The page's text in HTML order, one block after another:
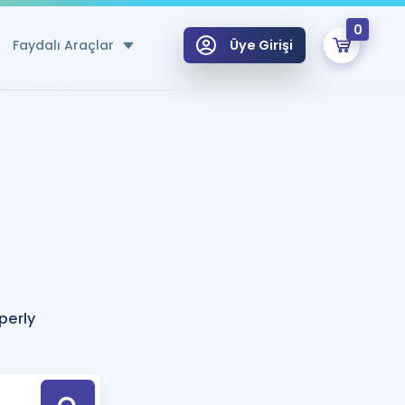
Faydalı Araçlar
Hesaplama Aracı
için Öneriler
Tek Takvimde
Üye Girişi
0
Hoca ile seni sınava hazırlayacak onlarca eğitim seni bekliyor!